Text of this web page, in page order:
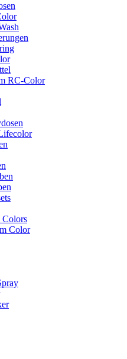
RC-Color
Colors
Color